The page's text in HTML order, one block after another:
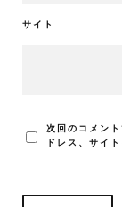
サイト
次回のコメン
ドレス、サイ